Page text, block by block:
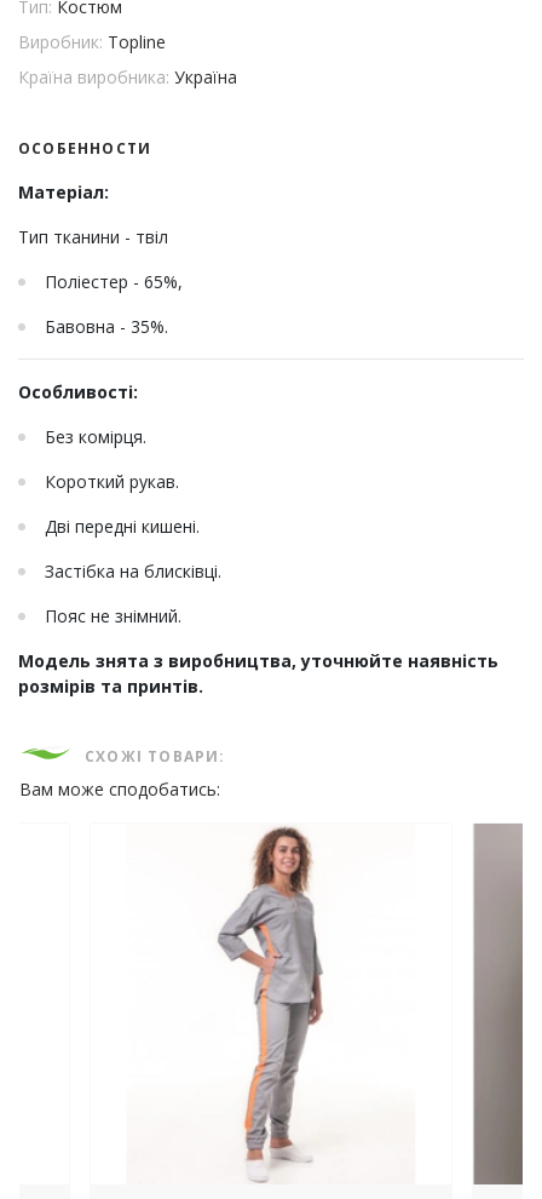
Тип: Костюм
Виробник: Topline
Країна виробника: Україна
ОСОБЕННОСТИ
Матеріал:
Тип тканини - твіл
Поліестер - 65%,
Бавовна - 35%.
Особливості:
Без комірця.
Короткий рукав.
Дві передні кишені.
Застібка на блисківці.
Пояс не знімний.
Модель знята з виробництва, уточнюйте наявність
розмірів та принтів.
СХОЖІ ТОВАРИ:
Вам може сподобатись: